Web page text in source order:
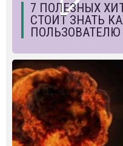
7 ПОЛЕЗНЫХ
СТОИТ ЗНАТЬ
ПОЛЬЗОВАТЕЛЮ